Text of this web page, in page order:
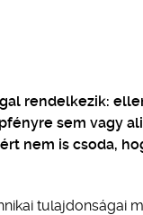
rendelkezik:
sem vagy
nem is csoda,
tulajdonságai